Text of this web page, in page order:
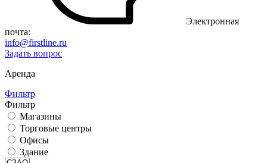
Электронная
почта:
info@firstline.ru
Задать вопрос
Аренда
Фильтр
Фильтр
Магазины
Торговые центры
Офисы
Здание